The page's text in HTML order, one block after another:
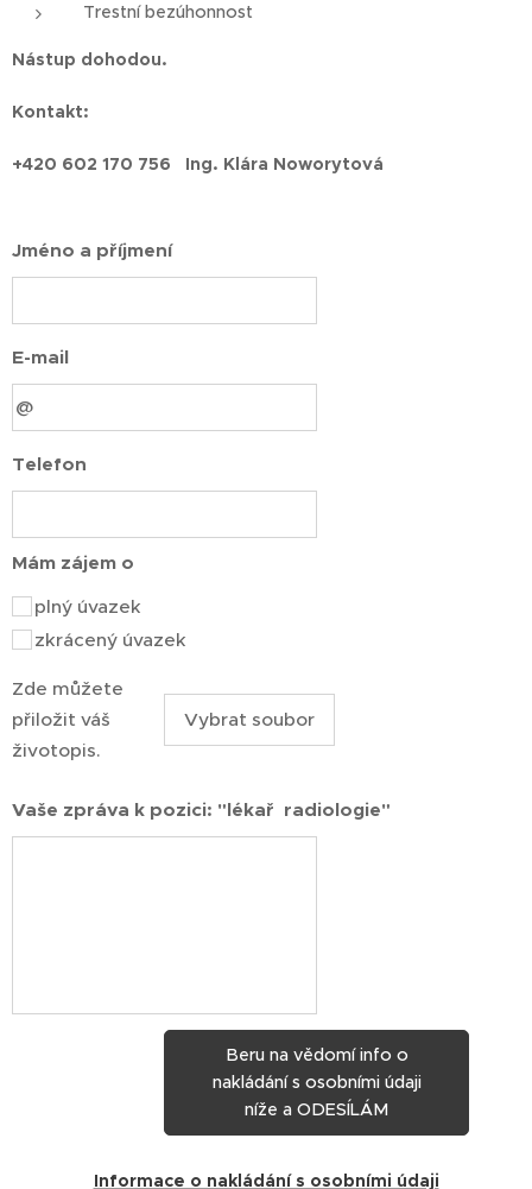
Trestní bezúhonnost
Nástup dohodou.
Kontakt:
+420 602 170 756 Ing. Klára Noworytová
Jméno a příjmení
E-mail
Telefon
Mám zájem o
plný úvazek
zkrácený úvazek
Zde můžete
přiložit váš
životopis.
Vybrat soubor
Vaše zpráva k pozici: "lékař radiologie"
Beru na vědomí info o
nakládání s osobními údaji
níže a ODESÍLÁM
Informace o nakládání s osobními údaji